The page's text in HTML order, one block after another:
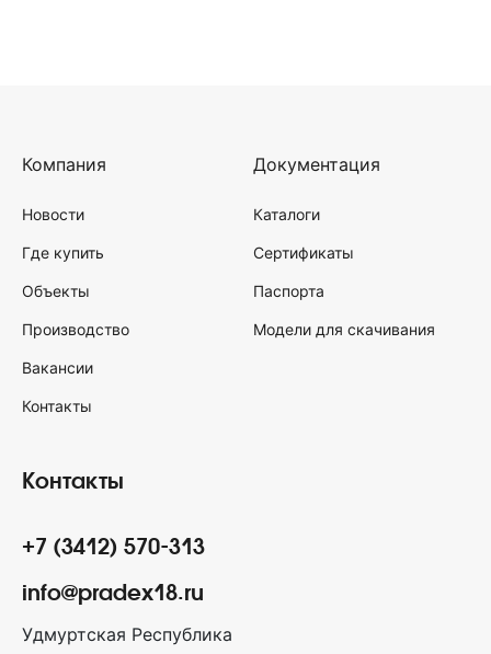
Компания
Новости
Где купить
Объекты
Производство
Вакансии
Контакты
Документация
Каталоги
Сертификаты
Паспорта
Модели для скачивания
Контакты
+7 (3412) 570-313
info@pradex18.ru
Удмуртская Республика